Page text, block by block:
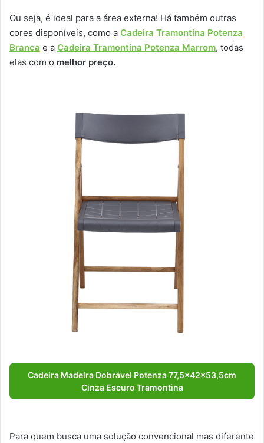
Ou seja, é ideal para a área externa! Há também outras
cores disponíveis, como a Cadeira Tramontina Potenza
Branca e a Cadeira Tramontina Potenza Marrom, todas
elas com o melhor preço.
Cadeira Madeira Dobrável Potenza 77,5x42x53,5cm
Cinza Escuro Tramontina
Para quem busca uma solução convencional mas diferente